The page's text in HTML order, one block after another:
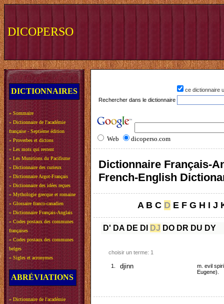
DICOPERSO
DICTIONNAIRES
» Sommaire
» Dictionnaire de l'académie
française - Septième édition
» Proverbes et dictons
» Les mots qui restent
» Les Munitions du Pacifisme
» Dictionnaire des curieux
» Dictionnaire Argot-Français
» Dictionnaire des idées reçues
» Mythologie grecque et romaine
» Glossaire franco-canadien
» Dictionnaire Français-Anglais
» Codes postaux des communes
françaises
» Codes postaux des communes
belges
» Sigles et acronymes
ABRÉVIATIONS
» Dictionnaire de l'académie
ce dictionnaire
Rechercher dans le dictionnaire
Web dicoperso.com
Dictionnaire Français-
French-English
A B C D E F G H I J
D' DA DE DI DJ DO DR DU DY
choisir un terme: 1
1. djinn
m. evil
Eugene).